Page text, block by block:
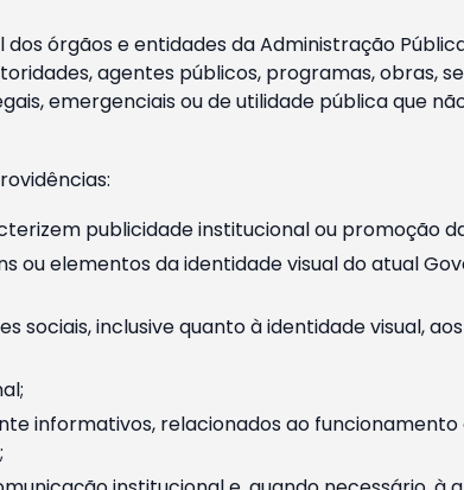
órgãos e entidades da Administração
agentes públicos, programas, obras,
emergenciais ou de utilidade pública que
publicidade institucional ou promoção
ou elementos da identidade visual do atual
sociais, inclusive quanto à identidade visual,
informativos, relacionados ao funcionamento